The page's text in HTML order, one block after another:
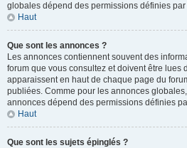
globales dépend des permissions définies par
Haut
Que sont les annonces ?
Les annonces contiennent souvent des
forum que vous consultez et doivent être lues
apparaissent en haut de chaque page du
publiées. Comme pour les annonces
annonces dépend des permissions définies
Haut
Que sont les sujets épinglés ?